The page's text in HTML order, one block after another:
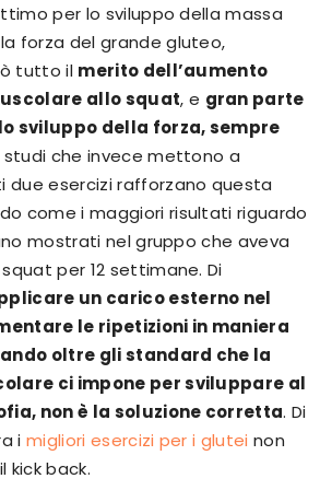
per lo sviluppo della massa
forza del grande gluteo,
tutto il merito dell’aumento
allo squat, e gran parte
sviluppo della forza, sempre
studi che invece mettono a
due esercizi rafforzano questa
come i maggiori risultati riguardo
mostrati nel gruppo che aveva
per 12 settimane. Di
un carico esterno nel
le ripetizioni in maniera
oltre gli standard che la
ci impone per sviluppare al
non è la soluzione corretta. Di
imigliori esercizi per i glutei non
kick back.